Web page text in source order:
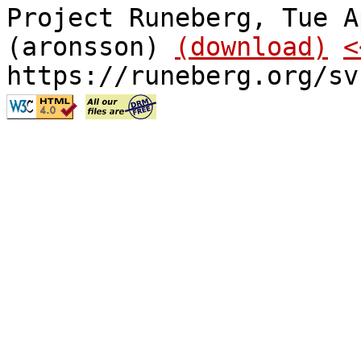
Project Runeberg, Tue
(aronsson)
(download)
https://runeberg.org/